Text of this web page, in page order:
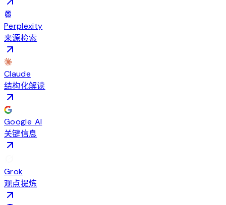
Perplexity
来源检索
Claude
结构化解读
Google AI
关键信息
Grok
观点提炼